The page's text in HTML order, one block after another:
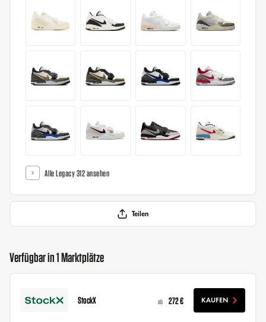
Alle Legacy 312 ansehen
Teilen
Verfügbar in 1 Marktplätze
StockX ab 272 € KAUFEN